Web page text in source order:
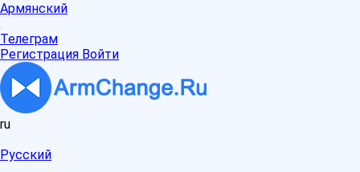
Армянский
Телеграм
Регистрация Войти
ru
Русский